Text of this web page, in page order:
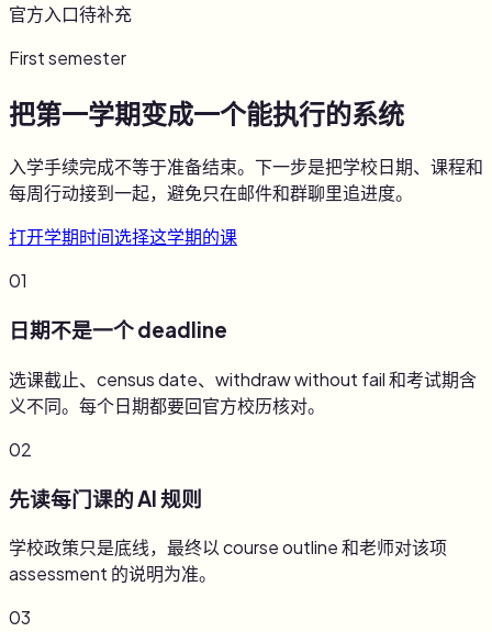
官方入口待补充
First semester
把第一学期变成一个能执行的系统
入学手续完成不等于准备结束。下一步是把学校日期、课程和
每周行动接到一起，避免只在邮件和群聊里追进度。
打开学期时间选择这学期的课
01
日期不是一个 deadline
选课截止、census date、withdraw without fail 和考试期含
义不同。每个日期都要回官方校历核对。
02
先读每门课的 AI 规则
学校政策只是底线，最终以 course outline 和老师对该项
assessment 的说明为准。
03